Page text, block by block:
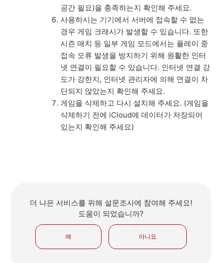
공간 필요)을 충족하는지 확인해 주세요.
사용하시는 기기에서 서버에 접속할 수 없는
경우 게임 크래시가 발생할 수 있습니다. 또한
시즌 매치 등 일부 게임 모드에서는 플레이 중
접속 오류 발생을 방지하기 위해 원활한 인터
넷 연결이 필요할 수 있습니다. 인터넷 연결 강
도가 강한지, 인터넷 관리자에 의해 연결이 차
단되지 않았는지 확인해 주세요.
게임을 삭제하고 다시 설치해 주세요. (게임을
삭제하기 전에 iCloud에 데이터가 저장되어
있는지 확인해 주세요)
더 나은 서비스를 위해 설문조사에 참여해 주세요!
도움이 되었습니까?
예 아니요